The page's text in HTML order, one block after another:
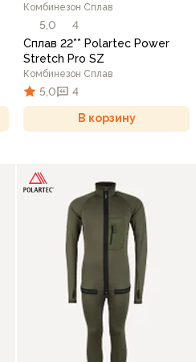
Комбинезон Сплав
5,0
4
Сплав 22** Polartec Power
Stretch Pro SZ
Комбинезон Сплав
5,0 4
В корзину